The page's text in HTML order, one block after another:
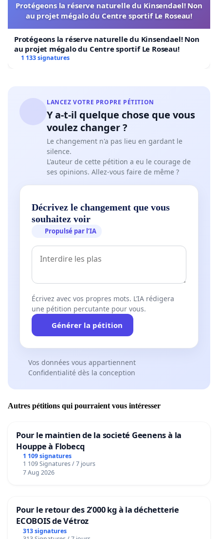
Protégeons la réserve naturelle du Kinsendael! Non
au projet mégalo du Centre sportif Le Roseau!
Protégeons la réserve naturelle du Kinsendael! Non
au projet mégalo du Centre sportif Le Roseau!
1 133 signatures
LANCEZ VOTRE PROPRE PÉTITION
Y a-t-il quelque chose que vous
voulez changer ?
Le changement n'a pas lieu en gardant le
silence.
L'auteur de cette pétition a eu le courage de
ses opinions. Allez-vous faire de même ?
Décrivez le changement que vous
souhaitez voir
Propulsé par l’IA
Écrivez avec vos propres mots. L’IA rédigera
une pétition percutante pour vous.
Générer la pétition
Vos données vous appartiennent
Confidentialité dès la conception
Autres pétitions qui pourraient vous intéresser
Pour le maintien de la societé Geenens à la
Houppe à Flobecq
1 109 signatures
1 109 Signatures / 7 jours
7 Aug 2026
Pour le retour des 2’000 kg à la déchetterie
ECOBOIS de Vétroz
313 signatures